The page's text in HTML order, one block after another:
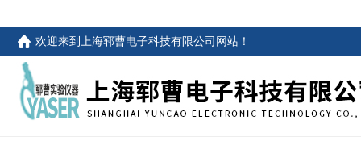
欢迎来到 上海郓曹电子科技有限公司网站 ！